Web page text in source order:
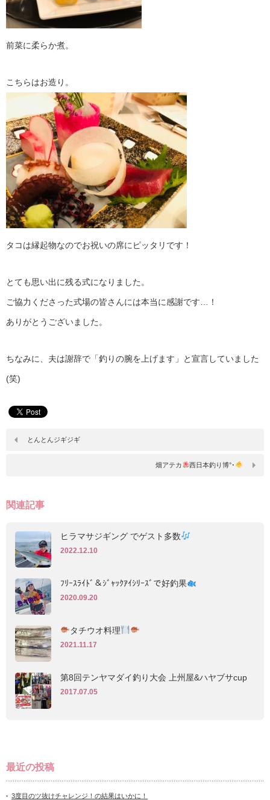
前菜に柔らか煮。
こちらはお造り。
タコは縁起物なのでお祝いの席にピッタリです！
とても思い出に残る式になりました。
ご協力くださった式場の皆さんには本当に感謝です…！
ありがとうございました。
ちなみに、夫は謝辞で「釣りの腕を上げます」と宣言していました
(笑)
とんとんジギジギ
畑アテカ 西日本釣り博°･
関連記事
ヒラマサジギング でゲスト多数
2022.12.10
ﾌﾘｰｽﾗｲﾄﾞ＆ｼﾞｬｯｸｱｲｼﾘｰｽﾞで好釣果
2020.09.20
タチウオ料理
2021.11.17
第8回テンヤマダイ釣り大会 上州屋&ハヤブサcup
2017.07.05
最近の投稿
3度目のツ抜けチャレンジ！の結果はいかに！